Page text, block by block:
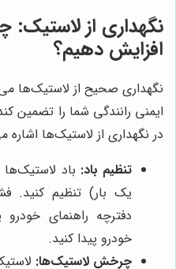
نگهداری از لاستیک:
افزایش دهیم؟
نگهداری صحیح از لاستیک‌ها
ایمنی رانندگی شما را تضمین
در نگهداری از لاستیک‌ها اشاره
تنظیم باد: باد
یک بار) تنظیم کنید.
دفترچه راهنمای
خودرو پیدا کنید.
چرخش لاستیک‌ها: